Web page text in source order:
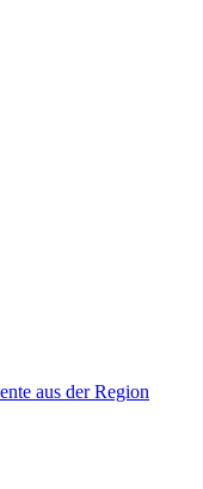
aus der Region